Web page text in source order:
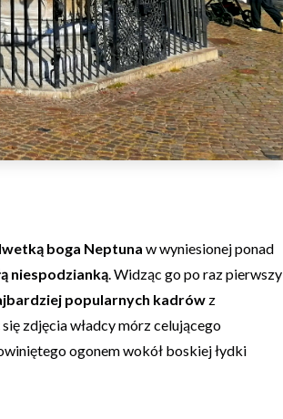
boga Neptuna w wyniesionej ponad
niespodzianką. Widząc go po raz pierwszy
popularnych kadrów z
zdjęcia władcy mórz celującego
ogonem wokół boskiej łydki